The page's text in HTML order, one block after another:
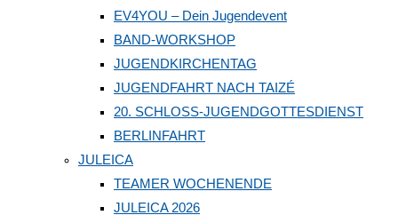
EV4YOU – Dein Jugendevent
BAND-WORKSHOP
JUGENDKIRCHENTAG
JUGENDFAHRT NACH TAIZÉ
20. SCHLOSS-JUGENDGOTTESDIENST
BERLINFAHRT
JULEICA
TEAMER WOCHENENDE
JULEICA 2026